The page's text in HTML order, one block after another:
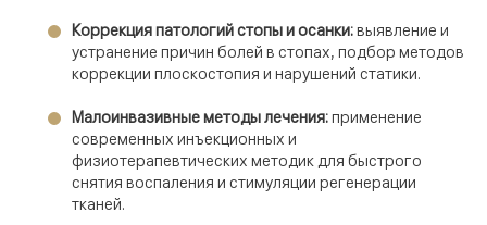
Коррекция патологий стопы и осанки:выявление и
устранение причин болей в стопах, подбор методов
коррекции плоскостопия и нарушений статики.
Малоинвазивные методы лечения:применение
современных инъекционных и
физиотерапевтических методик для быстрого
снятия воспаления и стимуляции регенерации
тканей.